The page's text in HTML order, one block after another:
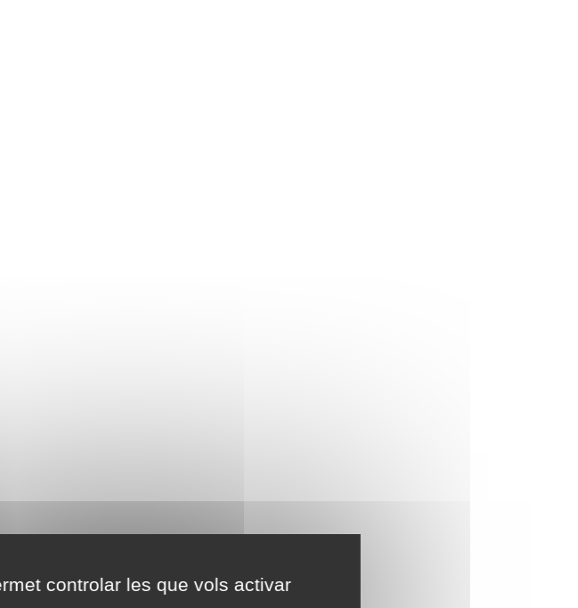
controlar les que vols activar